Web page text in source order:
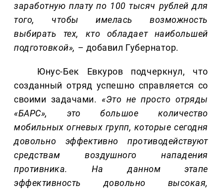
заработную плату по 100 тысяч рублей для
того, чтобы имелась возможность
выбирать тех, кто обладает наибольшей
подготовкой», – добавил Губернатор.
Юнус-Бек Евкуров подчеркнул, что
созданный отряд успешно справляется со
своими задачами. «Это не просто отряды
«БАРС», это большое количество
мобильных огневых групп, которые сегодня
довольно эффективно противодействуют
средствам воздушного нападения
противника. На данном этапе
эффективность довольно высокая,